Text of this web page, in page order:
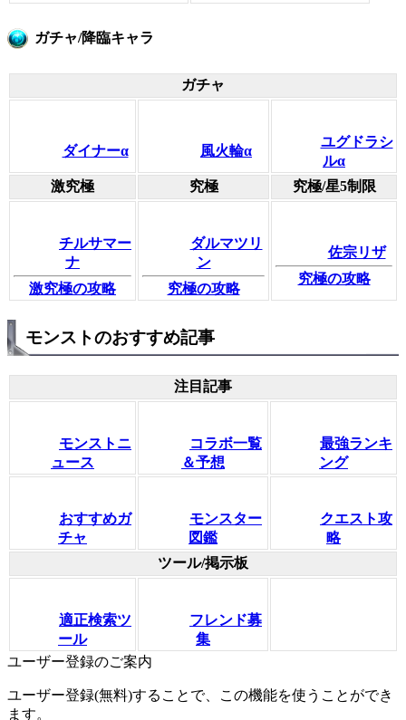
ガチャ/降臨キャラ
ガチャ
ダイナーα 風火輪α
ユグドラシ
ルα
激究極
究極 究極/星5制限
チルサマー
ナ
激究極の攻略
ダルマツリ
ン
究極の攻略
佐宗リザ
究極の攻略
モンストのおすすめ記事
注目記事
モンストニ
ュース
コラボ一覧
＆予想
最強ランキ
ング
おすすめガ
チャ
モンスター
図鑑
クエスト攻
略
ツール/掲示板
適正検索ツ
ール
フレンド募
集
ユーザー登録のご案内
ユーザー登録(無料)することで、この機能を使うことができ
ます。